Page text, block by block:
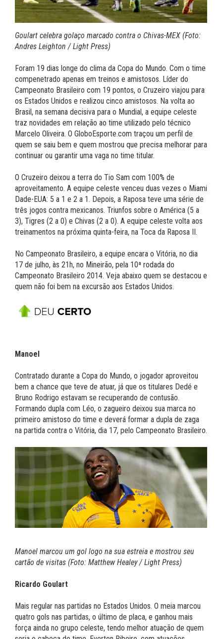
Goulart celebra golaço marcado contra o Chivas-MEX (Foto:
Andres Leighton / Light Press)
Foram 19 dias longe do clima da Copa do Mundo. Com o time
compenetrado apenas em treinos e amistosos. Líder do
Campeonato Brasileiro com 19 pontos, o Cruzeiro viajou para
os Estados Unidos e realizou cinco amistosos. Na volta ao
Brasil, na semana decisiva para o Mundial, a equipe celeste
traz novidades em relação ao time utilizado pelo técnico
Marcelo Oliveira. O GloboEsporte.com traçou um perfil de
quem se saiu bem e quem mostrou que precisa melhorar para
continuar ou garantir uma vaga no time titular.
O Cruzeiro deixou a terra do Tio Sam com 100% de
aproveitamento. A equipe celeste venceu duas vezes o Miami
Dade-EUA: 5 a 1 e 2 a 1. Depois, a Raposa teve uma série de
três jogos contra mexicanos. Triunfos sobre o América (5 a
3), Tigres (2 a 0) e Chivas (2 a 0). A equipe celeste volta aos
treinamentos na próxima quinta-feira, na Toca da Raposa II.
No Campeonato Brasileiro, a equipe encara o Vitória, no dia
17 de julho, às 21h, no Mineirão, pela 10ª rodada do
Campeonato Brasileiro 2014. Veja abaixo quem se destacou e
quem não foi bem na excursão aos Estados Unidos.
Manoel
Contratado durante a Copa do Mundo, o jogador aproveitou
bem a chance que teve de atuar, já que os titulares Dedé e
Bruno Rodrigo estavam se recuperando de contusão.
Formando dupla com Léo, o zagueiro deixou sua marca no
primeiro amistoso do time e deverá formar a dupla de zaga
na partida contra o Vitória, dia 17, pelo Campeonato Brasileiro.
Manoel marcou um gol logo na sua estreia e mostrou seu
cartão de visitas (Foto: Matthew Healey / Light Press)
Ricardo Goulart
Mais regular nas partidas no Estados Unidos. O meia marcou
quatro gols nas partidas, o último de placa, e ganhou mais
força ainda no grupo celeste, tendo melhor atuação de quem